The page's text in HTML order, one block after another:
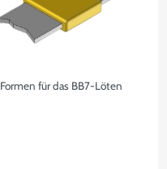
Formen für das BB7-Löten